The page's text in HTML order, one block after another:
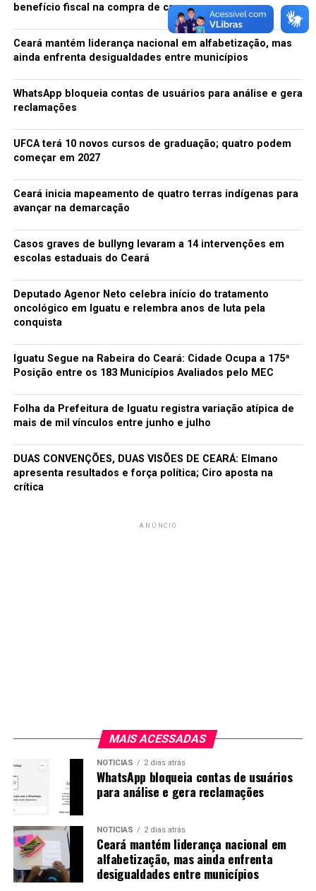
redacao
benefício fiscal na compra de carros
Ceará mantém liderança nacional em alfabetização, mas
ainda enfrenta desigualdades entre municípios
WhatsApp bloqueia contas de usuários para análise e gera
reclamações
UFCA terá 10 novos cursos de graduação; quatro podem
começar em 2027
Ceará inicia mapeamento de quatro terras indígenas para
avançar na demarcação
Casos graves de bullyng levaram a 14 intervenções em
escolas estaduais do Ceará
Deputado Agenor Neto celebra início do tratamento
oncológico em Iguatu e relembra anos de luta pela
conquista
Iguatu Segue na Rabeira do Ceará: Cidade Ocupa a 175ª
Posição entre os 183 Municípios Avaliados pelo MEC
Folha da Prefeitura de Iguatu registra variação atípica de
mais de mil vínculos entre junho e julho
DUAS CONVENÇÕES, DUAS VISÕES DE CEARÁ: Elmano
apresenta resultados e força política; Ciro aposta na
crítica
ANÚNCIO
MAIS ACESSADAS
NOTICIAS 2 dias atrás
WhatsApp bloqueia contas de usuários
para análise e gera reclamações
NOTICIAS 2 dias atrás
Ceará mantém liderança nacional em
alfabetização, mas ainda enfrenta
desigualdades entre municípios